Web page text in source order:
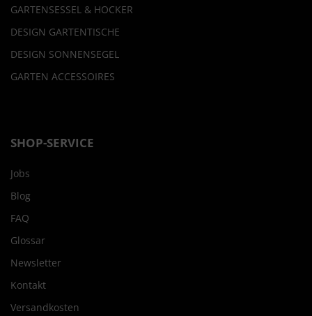
GARTENSESSEL & HOCKER
DESIGN GARTENTISCHE
DESIGN SONNENSEGEL
GARTEN ACCESSOIRES
SHOP-SERVICE
Jobs
Blog
FAQ
Glossar
Newsletter
Kontakt
Versandkosten